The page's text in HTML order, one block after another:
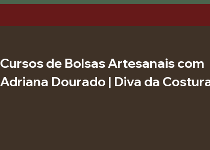
Cursos de Bolsas Artesanais com
Adriana Dourado | Diva da